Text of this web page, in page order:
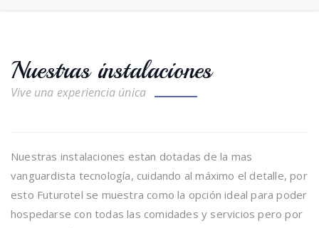
Nuestras instalaciones
Vive una experiencia única
Nuestras instalaciones estan dotadas de la mas
vanguardista tecnología, cuidando al máximo el detalle, por
esto Futurotel se muestra como la opción ideal para poder
hospedarse con todas las comidades y servicios pero por